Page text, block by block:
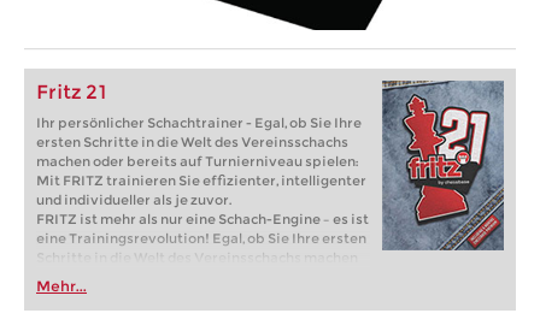
Fritz 21
Ihr persönlicher Schachtrainer - Egal, ob Sie Ihre
ersten Schritte in die Welt des Vereinsschachs
machen oder bereits auf Turnierniveau spielen:
Mit FRITZ trainieren Sie effizienter, intelligenter
und individueller als je zuvor.
FRITZ ist mehr als nur eine Schach-Engine – es ist
eine Trainingsrevolution! Egal, ob Sie Ihre ersten
Schritte in die Welt des Vereinsschachs machen
oder bereits auf Turnierniveau spielen: Mit
FRITZ trainieren Sie effizienter, intelligenter und
individueller als je zuvor.
Mehr...